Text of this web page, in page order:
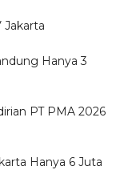
Jakarta
Hanya 3
PT PMA 2026
Hanya 6 Juta